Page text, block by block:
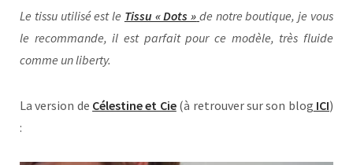
Le tissu utilisé est le Tissu « Dots » de notre boutique, je vous
le recommande, il est parfait pour ce modèle, très fluide
comme un liberty.
La version de Célestine et Cie(à retrouver sur son blog ICI)
: